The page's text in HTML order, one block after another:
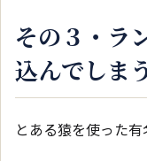
その３・ラ
込んでしま
とある猿を使った有